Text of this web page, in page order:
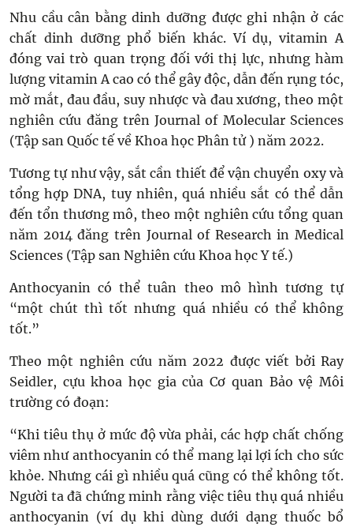
Nhu cầu cân bằng dinh dưỡng được ghi nhận ở các
chất dinh dưỡng phổ biến khác. Ví dụ, vitamin A
đóng vai trò quan trọng đối với thị lực, nhưng hàm
lượng vitamin A cao có thể gây độc, dẫn đến rụng tóc,
mờ mắt, đau đầu, suy nhược và đau xương, theo một
nghiên cứu đăng trên Journal of Molecular Sciences
(Tập san Quốc tế về Khoa học Phân tử ) năm 2022.
Tương tự như vậy, sắt cần thiết để vận chuyển oxy và
tổng hợp DNA, tuy nhiên, quá nhiều sắt có thể dẫn
đến tổn thương mô, theo một nghiên cứu tổng quan
năm 2014 đăng trên Journal of Research in Medical
Sciences (Tập san Nghiên cứu Khoa học Y tế.)
Anthocyanin có thể tuân theo mô hình tương tự
“một chút thì tốt nhưng quá nhiều có thể không
tốt.”
Theo một nghiên cứu năm 2022 được viết bởi Ray
Seidler, cựu khoa học gia của Cơ quan Bảo vệ Môi
trường có đoạn:
“Khi tiêu thụ ở mức độ vừa phải, các hợp chất chống
viêm như anthocyanin có thể mang lại lợi ích cho sức
khỏe. Nhưng cái gì nhiều quá cũng có thể không tốt.
Người ta đã chứng minh rằng việc tiêu thụ quá nhiều
anthocyanin (ví dụ khi dùng dưới dạng thuốc bổ